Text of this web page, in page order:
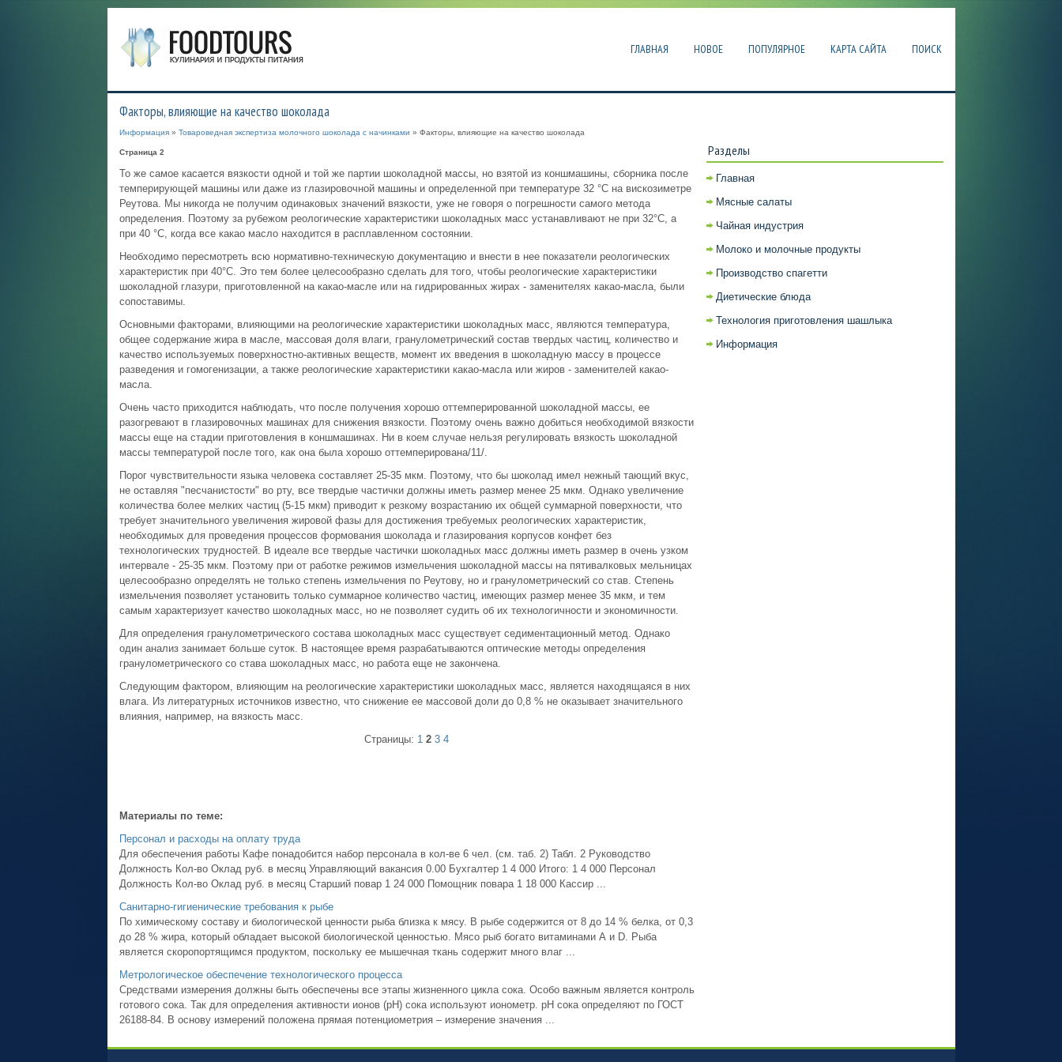
ГЛАВНАЯ НОВОЕ ПОПУЛЯРНОЕ КАРТА САЙТА ПОИСК
Факторы, влияющие на качество шоколада
Информация» Товароведная экспертиза молочного шоколада с начинками » Факторы, влияющие на качество шоколада
Страница 2
То же самое касается вязкости одной и той же партии шоколадной массы, но взятой из коншмашины, сборника после
темперирующей машины или даже из глазировочной машины и определенной при температуре 32 °С на вискозиметре
Реутова. Мы никогда не получим одинаковых значений вязкости, уже не говоря о погрешности самого метода
определения. Поэтому за рубежом реологические характеристики шоколадных масс устанавливают не при 32°С, а
при 40 °С, когда все какао масло находится в расплавленном состоянии.
Необходимо пересмотреть всю нормативно-техническую документацию и внести в нее показатели реологических
характеристик при 40°С. Это тем более целесообразно сделать для того, чтобы реологические характеристики
шоколадной глазури, приготовленной на какао-масле или на гидрированных жирах - заменителях какао-масла, были
сопоставимы.
Основными факторами, влияющими на реологические характеристики шоколадных масс, являются температура,
общее содержание жира в масле, массовая доля влаги, гранулометрический состав твердых частиц, количество и
качество используемых поверхностно-активных веществ, момент их введения в шоколадную массу в процессе
разведения и гомогенизации, а также реологические характеристики какао-масла или жиров - заменителей какао-
масла.
Очень часто приходится наблюдать, что после получения хорошо оттемперированной шоколадной массы, ее
разогревают в глазировочных машинах для снижения вязкости. Поэтому очень важно добиться необходимой вязкости
массы еще на стадии приготовления в коншмашинах. Ни в коем случае нельзя регулировать вязкость шоколадной
массы температурой после того, как она была хорошо оттемперирована/11/.
Порог чувствительности языка человека составляет 25-35 мкм. Поэтому, что бы шоколад имел нежный тающий вкус,
не оставляя "песчанистости" во рту, все твердые частички должны иметь размер менее 25 мкм. Однако увеличение
количества более мелких частиц (5-15 мкм) приводит к резкому возрастанию их общей суммарной поверхности, что
требует значительного увеличения жировой фазы для достижения требуемых реологических характеристик,
необходимых для проведения процессов формования шоколада и глазирования корпусов конфет без
технологических трудностей. В идеале все твердые частички шоколадных масс должны иметь размер в очень узком
интервале - 25-35 мкм. Поэтому при от работке режимов измельчения шоколадной массы на пятивалковых мельницах
целесообразно определять не только степень измельчения по Реутову, но и гранулометрический со став. Степень
измельчения позволяет установить только суммарное количество частиц, имеющих размер менее 35 мкм, и тем
самым характеризует качество шоколадных масс, но не позволяет судить об их технологичности и экономичности.
Для определения гранулометрического состава шоколадных масс существует седиментационный метод. Однако
один анализ занимает больше суток. В настоящее время разрабатываются оптические методы определения
гранулометрического со става шоколадных масс, но работа еще не закончена.
Следующим фактором, влияющим на реологические характеристики шоколадных масс, является находящаяся в них
влага. Из литературных источников известно, что снижение ее массовой доли до 0,8 % не оказывает значительного
влияния, например, на вязкость масс.
Страницы: 1 2 3 4
Материалы по теме:
Персонал и расходы на оплату труда
Для обеспечения работы Кафе понадобится набор персонала в кол-ве 6 чел. (см. таб. 2) Табл. 2 Руководство
Должность Кол-во Оклад руб. в месяц Управляющий вакансия 0.00 Бухгалтер 1 4 000 Итого: 1 4 000 Персонал
Должность Кол-во Оклад руб. в месяц Старший повар 1 24 000 Помощник повара 1 18 000 Кассир ...
Санитарно-гигиенические требования к рыбе
По химическому составу и биологической ценности рыба близка к мясу. В рыбе содержится от 8 до 14 % белка, от 0,3
до 28 % жира, который обладает высокой биологической ценностью. Мясо рыб богато витаминами А и D. Рыба
является скоропортящимся продуктом, поскольку ее мышечная ткань содержит много влаг ...
Метрологическое обеспечение технологического процесса
Средствами измерения должны быть обеспечены все этапы жизненного цикла сока. Особо важным является контроль
готового сока. Так для определения активности ионов (рН) сока используют ионометр. рН сока определяют по ГОСТ
26188-84. В основу измерений положена прямая потенциометрия – измерение значения ...
Разделы
Главная
Мясные салаты
Чайная индустрия
Молоко и молочные продукты
Производство спагетти
Диетические блюда
Технология приготовления шашлыка
Информация